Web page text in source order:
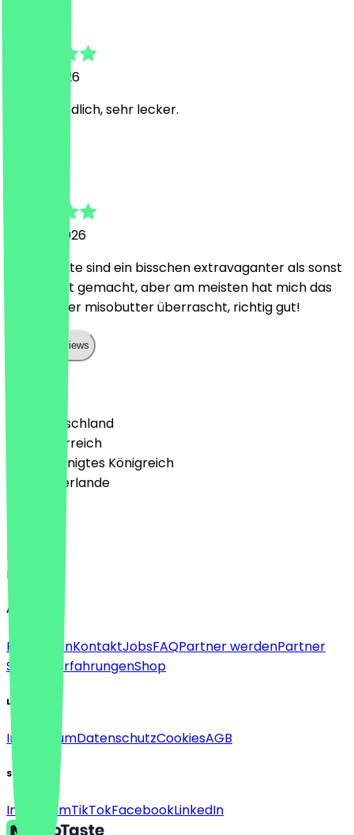
20. Juli 2026
Sehr freundlich, sehr lecker.
14. April 2026
die Gerichte sind ein bisschen extravaganter als sonst
wo und gut gemacht, aber am meisten hat mich das
Brot mit der misobutter überrascht, richtig gut!
Show all reviews
🇩🇪 Deutschland
🇦🇹 Österreich
🇬🇧 Vereinigtes Königreich
🇳🇱 Niederlande
Deutsch
English
About
Für FirmenKontaktJobsFAQPartner werdenPartner
Support
ErfahrungenShop
Legal
ImpressumDatenschutzCookiesAGB
Social
InstagramTikTokFacebookLinkedIn